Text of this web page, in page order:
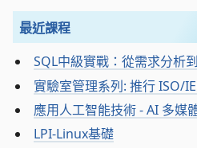
最近課程
SQL中級實戰：從需求分析
實驗室管理系列: 推行 ISO/
應用人工智能技術 - AI 多媒
LPI-Linux基礎